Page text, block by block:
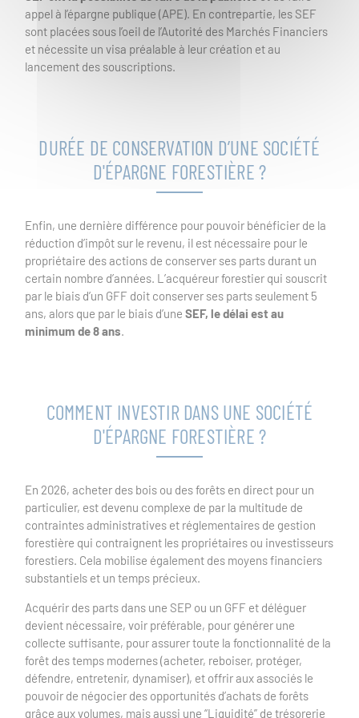
appel à l’épargne publique (APE). En contrepartie, les SEF
sont placées sous l’oeil de l’Autorité des Marchés Financiers
et nécessite un visa préalable à leur création et au
lancement des souscriptions.
DURÉE DE CONSERVATION D’UNE SOCIÉTÉ
D'ÉPARGNE FORESTIÈRE ?
Enfin, une dernière différence pour pouvoir bénéficier de la
réduction d’impôt sur le revenu, il est nécessaire pour le
propriétaire des actions de conserver ses parts durant un
certain nombre d’années. L’acquéreur forestier qui souscrit
par le biais d’un GFF doit conserver ses parts seulement 5
ans, alors que par le biais d’une SEF, le délai est au
minimum de 8 ans.
COMMENT INVESTIR DANS UNE SOCIÉTÉ
D'ÉPARGNE FORESTIÈRE ?
En 2026, acheter des bois ou des forêts en direct pour un
particulier, est devenu complexe de par la multitude de
contraintes administratives et réglementaires de gestion
forestière qui contraignent les propriétaires ou investisseurs
forestiers. Cela mobilise également des moyens financiers
substantiels et un temps précieux.
Acquérir des parts dans une SEP ou un GFF et déléguer
devient nécessaire, voir préférable, pour générer une
collecte suffisante, pour assurer toute la fonctionnalité de la
forêt des temps modernes (acheter, reboiser, protéger,
défendre, entretenir, dynamiser), et offrir aux associés le
pouvoir de négocier des opportunités d’achats de forêts
grâce aux volumes, mais aussi une “Liquidité” de trésorerie